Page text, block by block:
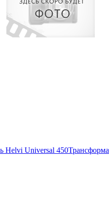
Helvi Universal 450